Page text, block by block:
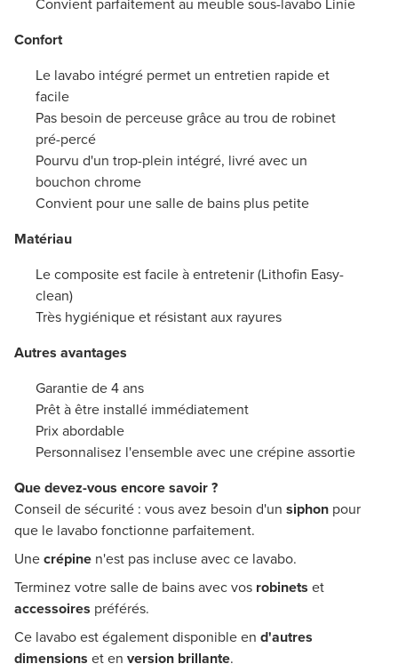
Convient parfaitement au meuble sous-lavabo Linie
Confort
Le lavabo intégré permet un entretien rapide et
facile
Pas besoin de perceuse grâce au trou de robinet
pré-percé
Pourvu d'un trop-plein intégré, livré avec un
bouchon chrome
Convient pour une salle de bains plus petite
Matériau
Le composite est facile à entretenir (Lithofin Easy-
clean)
Très hygiénique et résistant aux rayures
Autres avantages
Garantie de 4 ans
Prêt à être installé immédiatement
Prix abordable
Personnalisez l'ensemble avec une crépine assortie
Que devez-vous encore savoir ?
Conseil de sécurité : vous avez besoin d'un siphon pour
que le lavabo fonctionne parfaitement.
Unecrépine n'est pas incluse avec ce lavabo.
Terminez votre salle de bains avec vos robinets et
accessoires préférés.
Ce lavabo est également disponible en d'autres
dimensions et en version brillante.